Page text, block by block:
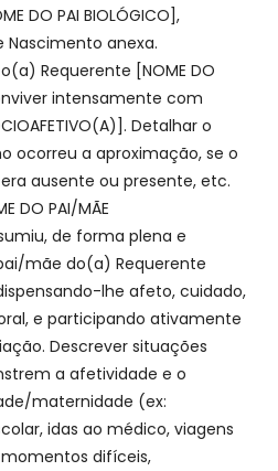
DO PAI BIOLÓGICO],
anexa.
Requerente [NOME DO
intensamente com
Detalhar o
ocorreu a aproximação, se o
ausente ou presente, etc.
DO PAI/MÃE
de forma plena e
mãe do(a) Requerente
dispensando-lhe afeto, cuidado,
e participando ativamente
Descrever situações
a afetividade e o
maternidade (ex:
idas ao médico, viagens
difíceis,